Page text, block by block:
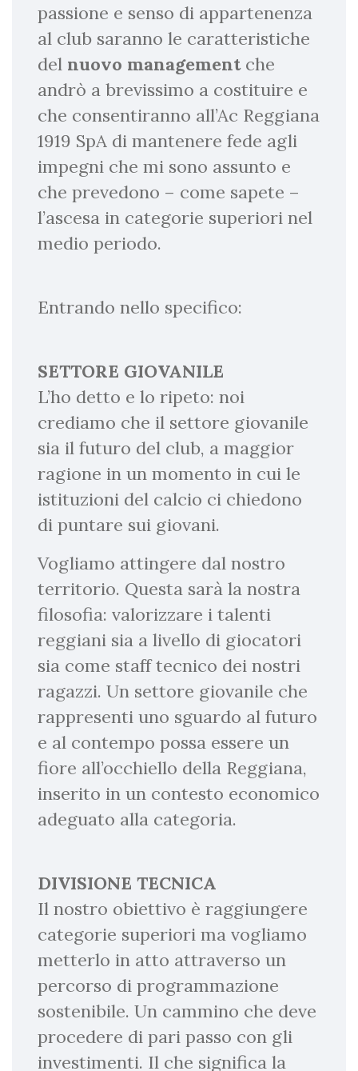
passione e senso di appartenenza
al club saranno le caratteristiche
del nuovo management che
andrò a brevissimo a costituire e
che consentiranno all’Ac Reggiana
1919 SpA di mantenere fede agli
impegni che mi sono assunto e
che prevedono – come sapete –
l’ascesa in categorie superiori nel
medio periodo.
Entrando nello specifico:
SETTORE GIOVANILE
L’ho detto e lo ripeto: noi
crediamo che il settore giovanile
sia il futuro del club, a maggior
ragione in un momento in cui le
istituzioni del calcio ci chiedono
di puntare sui giovani.
Vogliamo attingere dal nostro
territorio. Questa sarà la nostra
filosofia: valorizzare i talenti
reggiani sia a livello di giocatori
sia come staff tecnico dei nostri
ragazzi. Un settore giovanile che
rappresenti uno sguardo al futuro
e al contempo possa essere un
fiore all’occhiello della Reggiana,
inserito in un contesto economico
adeguato alla categoria.
DIVISIONE TECNICA
Il nostro obiettivo è raggiungere
categorie superiori ma vogliamo
metterlo in atto attraverso un
percorso di programmazione
sostenibile. Un cammino che deve
procedere di pari passo con gli
investimenti. Il che significa la